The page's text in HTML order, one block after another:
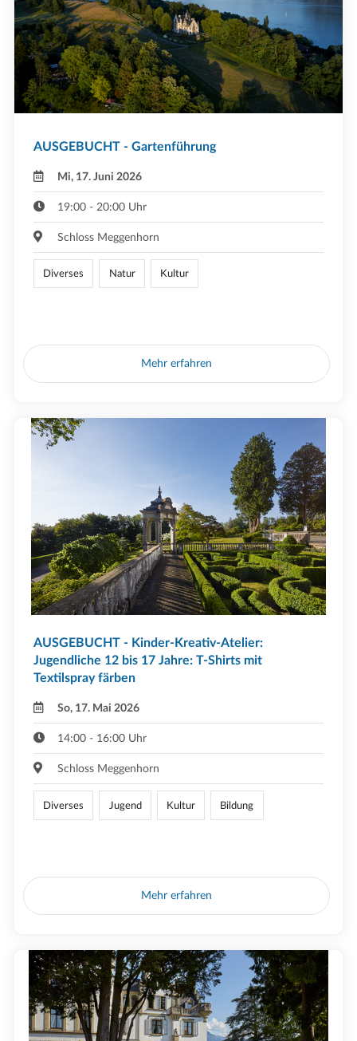
AUSGEBUCHT - Gartenführung
Mi, 17. Juni 2026
19:00 - 20:00 Uhr
Schloss Meggenhorn
Diverses Natur Kultur
Mehr erfahren
AUSGEBUCHT - Kinder-Kreativ-Atelier:
Jugendliche 12 bis 17 Jahre: T-Shirts mit
Textilspray färben
So, 17. Mai 2026
14:00 - 16:00 Uhr
Schloss Meggenhorn
Diverses Jugend Kultur Bildung
Mehr erfahren